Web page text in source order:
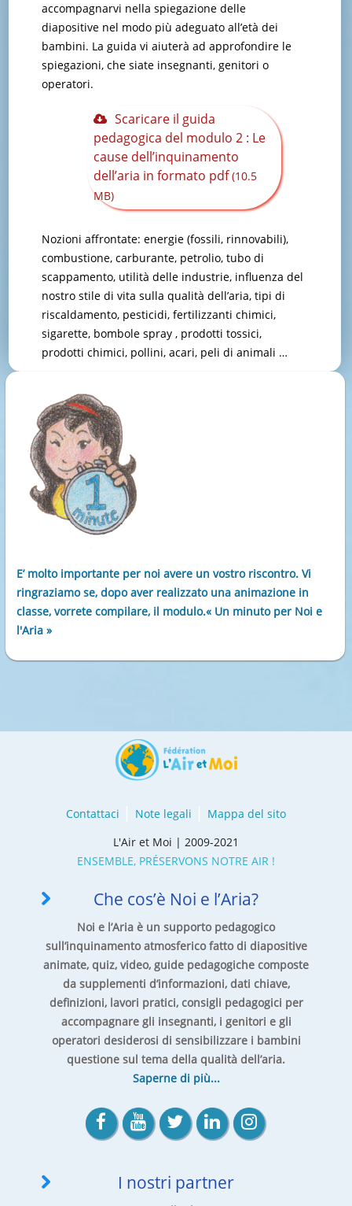
accompagnarvi nella spiegazione delle
diapositive nel modo più adeguato all’età dei
bambini. La guida vi aiuterà ad approfondire le
spiegazioni, che siate insegnanti, genitori o
operatori.
Scaricare il guida
pedagogica del modulo 2 : Le
cause dell’inquinamento
dell’aria in formato pdf(10.5
MB)
Nozioni affrontate: energie (fossili, rinnovabili),
combustione, carburante, petrolio, tubo di
scappamento, utilità delle industrie, influenza del
nostro stile di vita sulla qualità dell’aria, tipi di
riscaldamento, pesticidi, fertilizzanti chimici,
sigarette, bombole spray , prodotti tossici,
prodotti chimici, pollini, acari, peli di animali …
E’ molto importante per noi avere un vostro riscontro. Vi
ringraziamo se, dopo aver realizzato una animazione in
classe, vorrete compilare, il modulo.« Un minuto per Noi e
l'Aria »
Contattaci Note legali
Mappa del sito
L'Air et Moi | 2009-2021
ENSEMBLE, PRÉSERVONS NOTRE AIR !
Che cos’è Noi e l’Aria?
Noi e l’Aria è un supporto pedagogico
sull’inquinamento atmosferico fatto di diapositive
animate, quiz, video, guide pedagogiche composte
da supplementi d’informazioni, dati chiave,
definizioni, lavori pratici, consigli pedagogici per
accompagnare gli insegnanti, i genitori e gli
operatori desiderosi di sensibilizzare i bambini
questione sul tema della qualità dell’aria.
Saperne di più...
I nostri partner